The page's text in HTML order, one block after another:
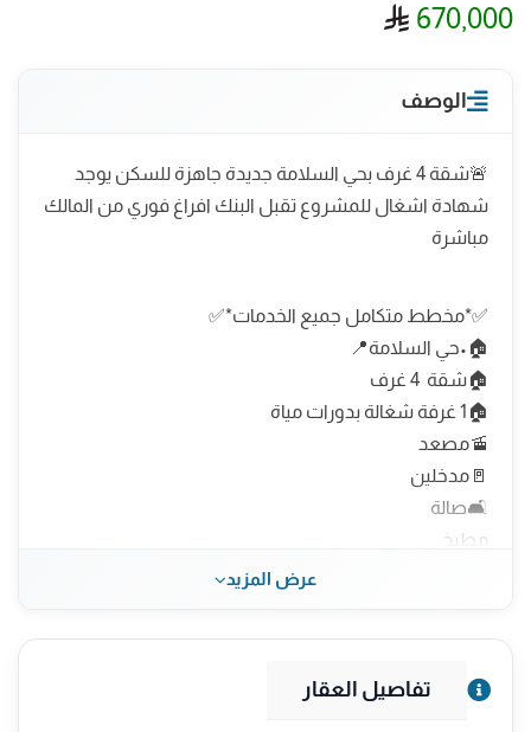
670,000
الوصف
🚨شقة 4 غرف بحي السلامة جديدة جاهزة للسكن يوجد
شهادة اشغال للمشروع تقبل البنك افراغ فوري من المالك
مباشرة
✅*مخطط متكامل جميع الخدمات*✅
🏠•حي السلامة📍
🏠شقة 4 غرف
🏠1 غرفة شغالة بدورات مياة
🚡مصعد
🚪مدخلين
🛋️صالة
مطبخ
✅ تشطيب فاخر
⚡️عداد كهرباء مستقل
عرض المزيد
تفاصيل العقار